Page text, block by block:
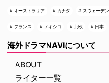
オーストラリア カナダ スウェーデン
フランス メキシコ 北欧 日本
海外ドラマNAVIについて
ABOUT
ライター一覧